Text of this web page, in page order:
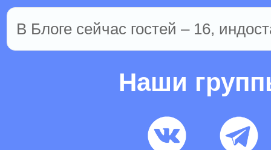
В Блоге сейчас гостей – 16,
Наши